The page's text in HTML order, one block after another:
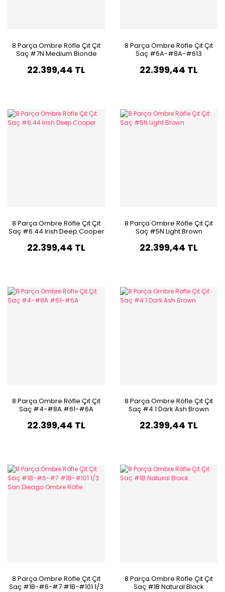
8 Parça Ombre Röfle Çıt Çıt
Saç #7N Medium Blonde
22.399,44 TL
8 Parça Ombre Röfle Çıt Çıt
Saç #6A-#8A-#613
22.399,44 TL
8 Parça Ombre Röfle Çıt Çıt
Saç #6.44 Irish Deep Cooper
22.399,44 TL
8 Parça Ombre Röfle Çıt Çıt
Saç #5N Light Brown
22.399,44 TL
8 Parça Ombre Röfle Çıt Çıt
Saç #4-#8A #61-#6A
22.399,44 TL
8 Parça Ombre Röfle Çıt Çıt
Saç #4.1 Dark Ash Brown
22.399,44 TL
8 Parça Ombre Röfle Çıt Çıt
Saç #1B-#6-#7 #1B-#101 1/3
8 Parça Ombre Röfle Çıt Çıt
Saç #1B Natural Black